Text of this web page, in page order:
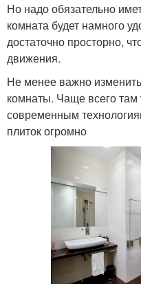
Но надо обязательно
комната будет намного
достаточно просторно,
движения.
Не менее важно
комнаты. Чаще всего там
современным
плиток огромно